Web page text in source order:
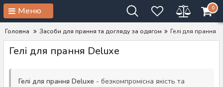
Меню 0
Головна Засоби для прання та догляду за одягом Гелі для прання
Гелі для прання Deluxe
Гелі для прання Deluxe - безкомпромісна якість та